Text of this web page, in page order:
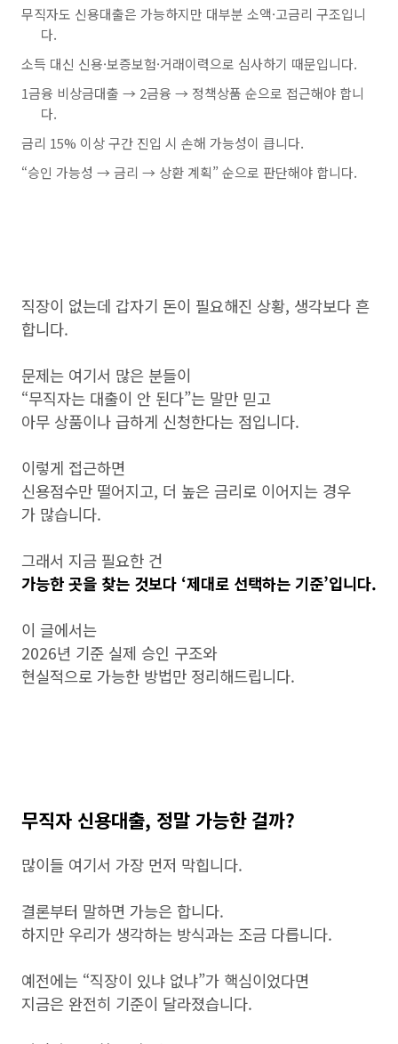
무직자도 신용대출은 가능하지만 대부분 소액·고금리 구조입니
다.
소득 대신 신용·보증보험·거래이력으로 심사하기 때문입니다.
1금융 비상금대출 → 2금융 → 정책상품 순으로 접근해야 합니
다.
금리 15% 이상 구간 진입 시 손해 가능성이 큽니다.
“승인 가능성 → 금리 → 상환 계획” 순으로 판단해야 합니다.
직장이 없는데 갑자기 돈이 필요해진 상황, 생각보다 흔
합니다.
문제는 여기서 많은 분들이
“무직자는 대출이 안 된다”는 말만 믿고
아무 상품이나 급하게 신청한다는 점입니다.
이렇게 접근하면
신용점수만 떨어지고, 더 높은 금리로 이어지는 경우
가 많습니다.
그래서 지금 필요한 건
가능한 곳을 찾는 것보다 ‘제대로 선택하는 기준’입니다.
이 글에서는
2026년 기준 실제 승인 구조와
현실적으로 가능한 방법만 정리해드립니다.
무직자 신용대출, 정말 가능한 걸까?
많이들 여기서 가장 먼저 막힙니다.
결론부터 말하면 가능은 합니다.
하지만 우리가 생각하는 방식과는 조금 다릅니다.
예전에는 “직장이 있냐 없냐”가 핵심이었다면
지금은 완전히 기준이 달라졌습니다.